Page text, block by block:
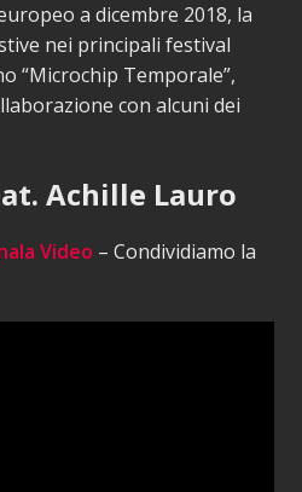
a dicembre 2018, la
nei principali festival
“Microchip Temporale”,
con alcuni dei
Achille Lauro
Video – Condividiamo la